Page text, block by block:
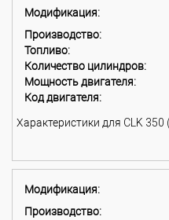
Модификация:
Производство:
Топливо:
Количество цилиндров:
Мощность двигателя:
Код двигателя:
Характеристики для CLK
Модификация:
Производство: